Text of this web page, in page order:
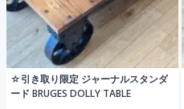
☆引き取り限定 ジャーナルスタンダ
ード BRUGES DOLLY TABLE